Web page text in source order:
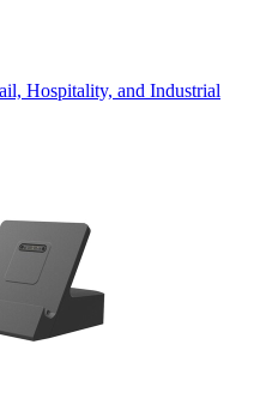
Hospitality, and Industrial